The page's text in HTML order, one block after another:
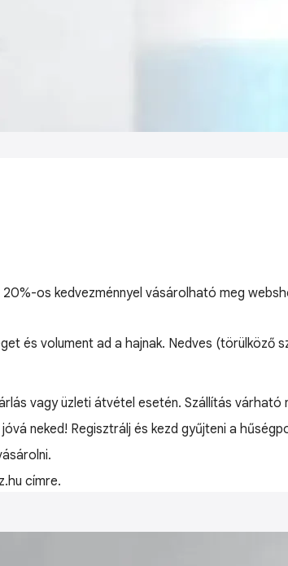
os kedvezménnyel vásárolható meg
és volument ad a hajnak. Nedves (törülköző
vagy üzleti átvétel esetén. Szállítás várható
jóvá neked! Regisztrálj és kezd gyűjteni a
címre.